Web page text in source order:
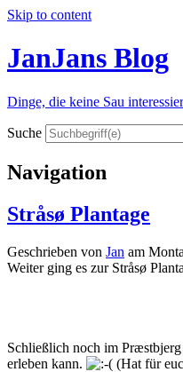
Skip to content
JanJans Blog
Dinge, die keine Sau
Suche
Navigation
Stråsø Plantage
Geschrieben von Jan am
Weiter ging es zur Stråsø
Schließlich noch im
erleben kann.
(Hat für